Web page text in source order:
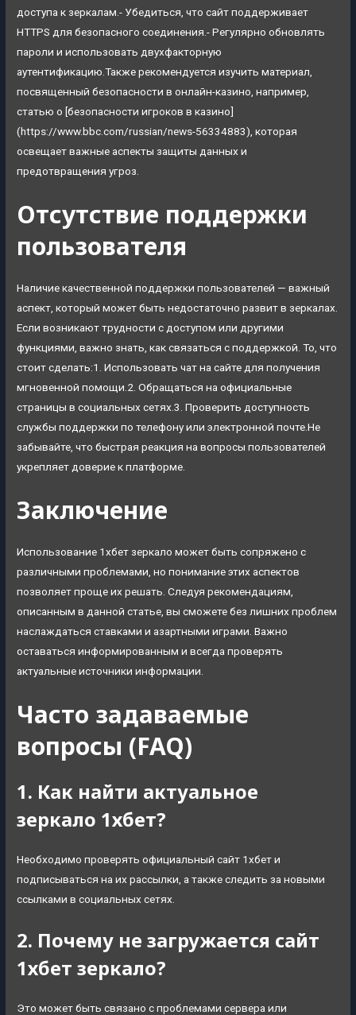
доступа к зеркалам.- Убедиться, что сайт поддерживает
HTTPS для безопасного соединения.- Регулярно обновлять
пароли и использовать двухфакторную
аутентификацию.Также рекомендуется изучить материал,
посвященный безопасности в онлайн-казино, например,
статью о [безопасности игроков в казино]
(https://www.bbc.com/russian/news-56334883), которая
освещает важные аспекты защиты данных и
предотвращения угроз.
Отсутствие поддержки
пользователя
Наличие качественной поддержки пользователей — важный
аспект, который может быть недостаточно развит в зеркалах.
Если возникают трудности с доступом или другими
функциями, важно знать, как связаться с поддержкой. То, что
стоит сделать:1. Использовать чат на сайте для получения
мгновенной помощи.2. Обращаться на официальные
страницы в социальных сетях.3. Проверить доступность
службы поддержки по телефону или электронной почте.Не
забывайте, что быстрая реакция на вопросы пользователей
укрепляет доверие к платформе.
Заключение
Использование 1хбет зеркало может быть сопряжено с
различными проблемами, но понимание этих аспектов
позволяет проще их решать. Следуя рекомендациям,
описанным в данной статье, вы сможете без лишних проблем
наслаждаться ставками и азартными играми. Важно
оставаться информированным и всегда проверять
актуальные источники информации.
Часто задаваемые
вопросы (FAQ)
1. Как найти актуальное
зеркало 1хбет?
Необходимо проверять официальный сайт 1хбет и
подписываться на их рассылки, а также следить за новыми
ссылками в социальных сетях.
2. Почему не загружается сайт
1хбет зеркало?
Это может быть связано с проблемами сервера или